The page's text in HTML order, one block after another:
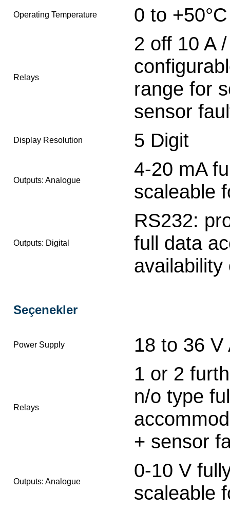
Operating Temperature 0 to +50°C
Relays
2 off 10 A
range for
sensor
Display Resolution 5 Digit
Outputs: Analogue
4-20 mA
scaleable
Outputs: Digital
RS232:
full data
Seçenekler
Power Supply 18 to 36 V
Relays
1 or 2
n/o type
+ sensor
Outputs: Analogue
0-10 V
scaleable